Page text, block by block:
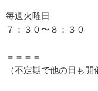
毎週火曜日
７：３０〜８：３０
＝＝＝＝
（不定期で他の日も開